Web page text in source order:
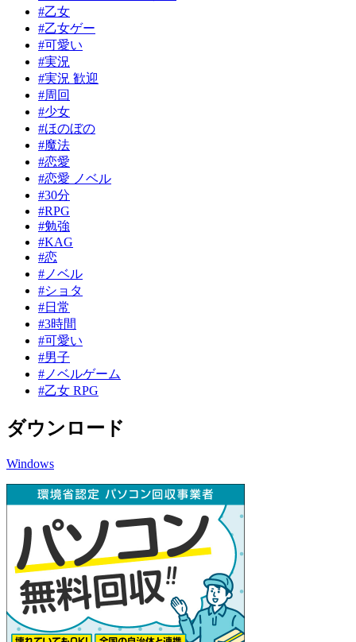
#乙女
#乙女ゲー
#可愛い
#実況
#実況 歓迎
#周回
#少女
#ほのぼの
#魔法
#恋愛
#恋愛 ノベル
#30分
#RPG
#勉強
#KAG
#恋
#ノベル
#ショタ
#日常
#3時間
#可愛い
#男子
#ノベルゲーム
#乙女 RPG
ダウンロード
Windows